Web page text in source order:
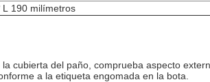
190 milímetros
cubierta del paño, comprueba aspecto
a la etiqueta engomada en la bota.